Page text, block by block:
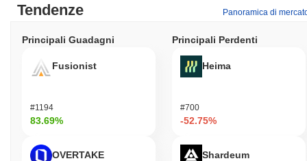
Tendenze Panoramica di
Principali Guadagni
Fusionist
#1194
83.69%
OVERTAKE
Principali Perdenti
Heima
#700
-52.75%
Shardeum